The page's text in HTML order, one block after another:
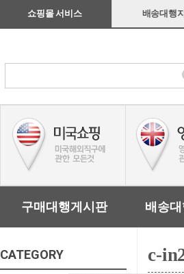
쇼핑몰 서비스 배송대행
구매대행게시판 배송
CATEGORY c-